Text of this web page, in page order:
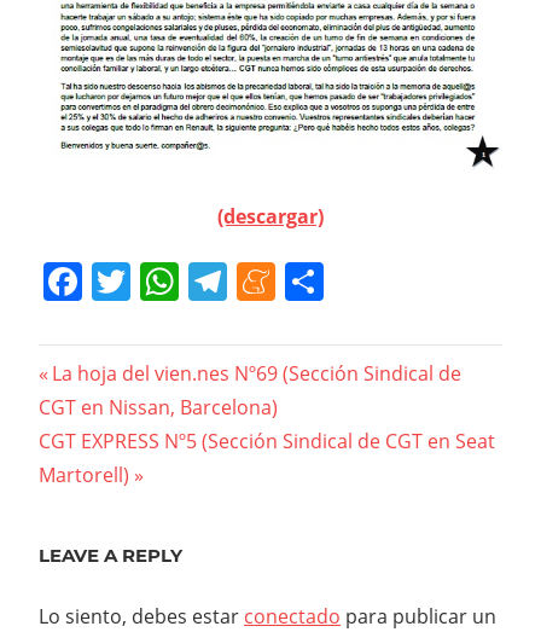
(descargar)
Facebook
Twitter
WhatsApp
Telegram
Meneame
Navegación
de
entradas
Previous
Post:
La hoja del vien.nes Nº69 (Sección Sindical de
CGT en Nissan, Barcelona)
Next
Post:
CGT EXPRESS Nº5 (Sección Sindical de CGT en Seat
Martorell)
LEAVE A REPLY
Lo siento, debes estar conectado para publicar un